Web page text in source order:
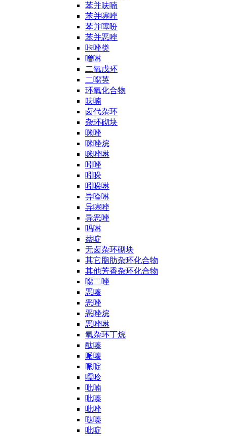
苯并呋喃
苯并噻唑
苯并噻吩
苯并恶唑
咔唑类
噌啉
二氧戊环
二噁英
环氧化合物
呋喃
卤代杂环
杂环砌块
咪唑
咪唑烷
咪唑啉
吲唑
吲哚
吲哚啉
异喹啉
异噻唑
异恶唑
吗啉
萘啶
无卤杂环砌块
其它脂肪杂环化合物
其他芳香杂环化合物
噁二唑
恶嗪
恶唑
恶唑烷
恶唑啉
氧杂环丁烷
酞嗪
哌嗪
哌啶
嘌呤
吡喃
吡嗪
吡唑
哒嗪
吡啶